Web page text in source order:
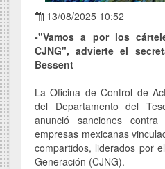
13/08/2025 10:52
-"Vamos a por los
CJNG", advierte el
Bessent
La Oficina de Control de
del Departamento del
anunció sanciones
empresas mexicanas
compartidos, liderados por
Generación (CJNG).